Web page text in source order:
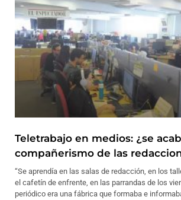
Teletrabajo en medios: ¿se
compañerismo de las
“Se aprendía en las salas de redacción, en los
el cafetín de enfrente, en las parrandas de los
periódico era una fábrica que formaba e